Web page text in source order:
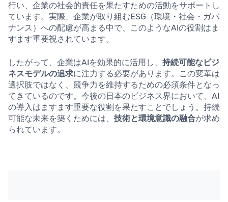
行い、企業の社会的責任を果たすための活動をサポートし
ています。実際、企業が取り組むESG（環境・社会・ガバ
ナンス）への配慮が高まる中で、このようなAIの役割はま
すます重要視されています。
したがって、企業はAIを効果的に活用し、 持続可能なビジ
ネスモデルの追求に注力する必要があります。この変革は
選択肢ではなく、競争力を維持するための必須条件となっ
てきているのです。今後の日本のビジネス界において、AI
の導入はますます重要な役割を果たすことでしょう。持続
可能な未来を築くためには、 技術と環境意識の融合が求め
られています。